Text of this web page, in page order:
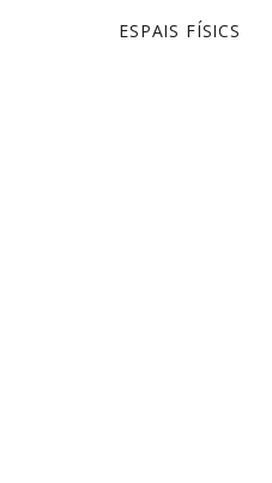
ESPAIS FÍSICS
d’experiències molt
productors i
Uns dies més tard
Congrés d’Educació i
celebrar a la Seu
inauguració del
maig, vam oferir un
del Cadí per a prop
d’elles venien de fora
manera que va ser
per donar a conèixer
agroalimentaris de